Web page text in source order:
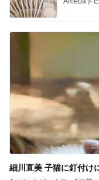
細川直美 子猫に釘付け